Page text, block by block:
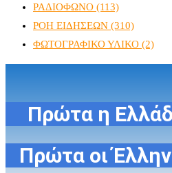
ΡΑΔΙΟΦΩΝΟ (113)
ΡΟΗ ΕΙΔΗΣΕΩΝ (310)
ΦΩΤΟΓΡΑΦΙΚΟ ΥΛΙΚΟ (2)
Πρώτα η
Πρώτα οι